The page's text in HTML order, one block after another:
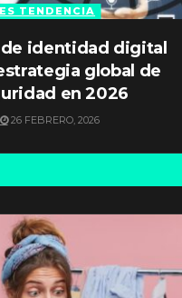
ES TENDENCIA
identidad digital
global de
en 2026
26 FEBRERO, 2026